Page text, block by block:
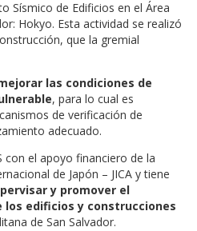
Sísmico de Edificios en el Área
Hokyo. Esta actividad se realizó
que la gremial
las condiciones de
, para lo cual es
de verificación de
adecuado.
con el apoyo financiero de la
de Japón – JICA y tiene
y promover el
edificios y construcciones
de San Salvador.